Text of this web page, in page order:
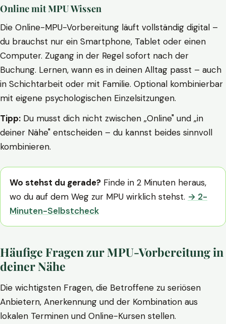
Online mit MPU Wissen
Die Online-MPU-Vorbereitung läuft vollständig digital –
du brauchst nur ein Smartphone, Tablet oder einen
Computer. Zugang in der Regel sofort nach der
Buchung. Lernen, wann es in deinen Alltag passt – auch
in Schichtarbeit oder mit Familie. Optional kombinierbar
mit eigene psychologischen Einzelsitzungen.
Tipp: Du musst dich nicht zwischen „Online" und „in
deiner Nähe" entscheiden – du kannst beides sinnvoll
kombinieren.
Wo stehst du gerade? Finde in 2 Minuten heraus,
wo du auf dem Weg zur MPU wirklich stehst. → 2-
Minuten-Selbstcheck
Häufige Fragen zur MPU-Vorbereitung in
deiner Nähe
Die wichtigsten Fragen, die Betroffene zu seriösen
Anbietern, Anerkennung und der Kombination aus
lokalen Terminen und Online-Kursen stellen.